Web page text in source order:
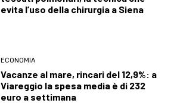
evita l’uso della chirurgia a Siena
ECONOMIA
Vacanze al mare, rincari del 12,9%: a
Viareggio la spesa media è di 232
euro a settimana